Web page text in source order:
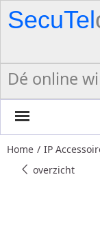
SecuTel
Dé online
Home / IP
overzicht